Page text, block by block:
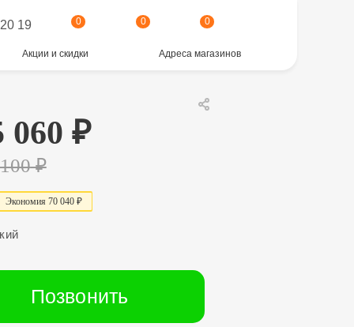
19 0 0 0
Акции и скидки Адреса магазинов
060 ₽
₽
Экономия 70 040₽
Позвонить